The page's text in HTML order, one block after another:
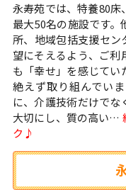
永寿苑では、特養80床
最大50名の施設です
所、地域包括支援セ
望にそえるよう、ご利
も「幸せ」を感じてい
絶えず取り組んでい
に、介護技術だけで
大切にし、質の高い…
ク♪